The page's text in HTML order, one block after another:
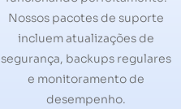
Nossos pacotes de suporte
incluem atualizações de
segurança, backups regulares
e monitoramento de
desempenho.